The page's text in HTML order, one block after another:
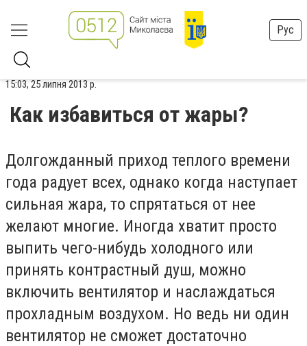
Рус
15:03, 25 липня 2013 р.
Как избавиться от жары?
Долгожданный приход теплого времени
года радует всех, однако когда наступает
сильная жара, то спрятаться от нее
желают многие. Иногда хватит просто
выпить чего-нибудь холодного или
принять контрастный душ, можно
включить вентилятор и наслаждаться
прохладным воздухом. Но ведь ни один
вентилятор не сможет достаточно